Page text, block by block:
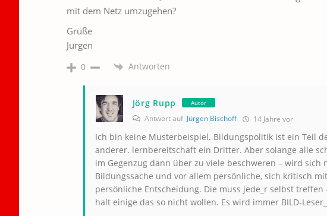
mit dem Netz umzugehen?
Grüße
Jürgen
0 Antworten
Jörg Rupp Autor
Antwort auf Jürgen Bischoff 14 Jahre vor
Ich bin keine Musterbeispiel. Bildungspolitik ist ein Teil
anderer. lernbereitschaft ein Dritter. Aber solange alle
im Gegenzug dann über zu viele beschweren – wird sich
Bildungssache und vor allem persönliche, sich kritisch
persönliche Entscheidung. Die muss jede_r selbst
halt einige das so nicht wollen. Es wird immer BILD-